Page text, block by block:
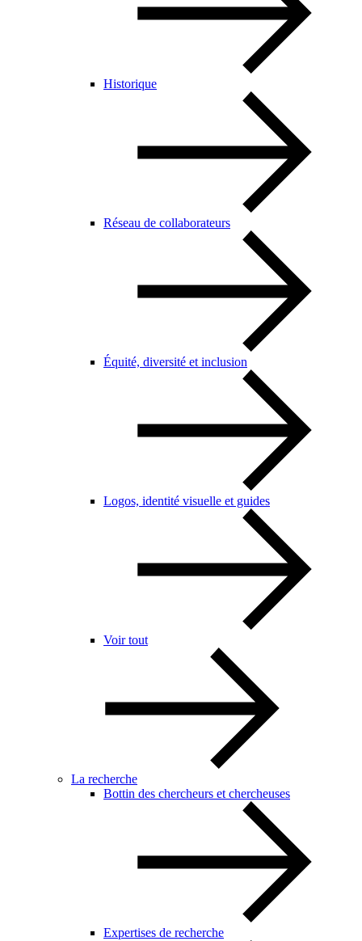
Historique
Réseau de collaborateurs
Équité, diversité et inclusion
Logos, identité visuelle et guides
Voir tout
La recherche
Bottin des chercheurs et chercheuses
Expertises de recherche